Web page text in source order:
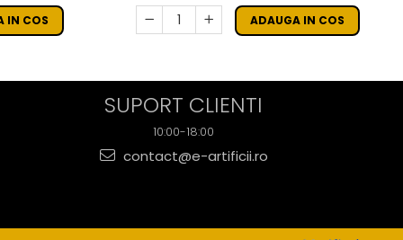
IN COS ADAUGA IN COS
SUPORT CLIENTI
10:00-18:00
contact@e-artificii.ro